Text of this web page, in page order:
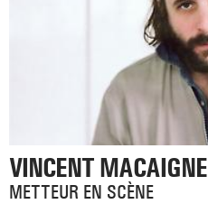
VINCENT MACAIGNE
METTEUR EN SCÈNE